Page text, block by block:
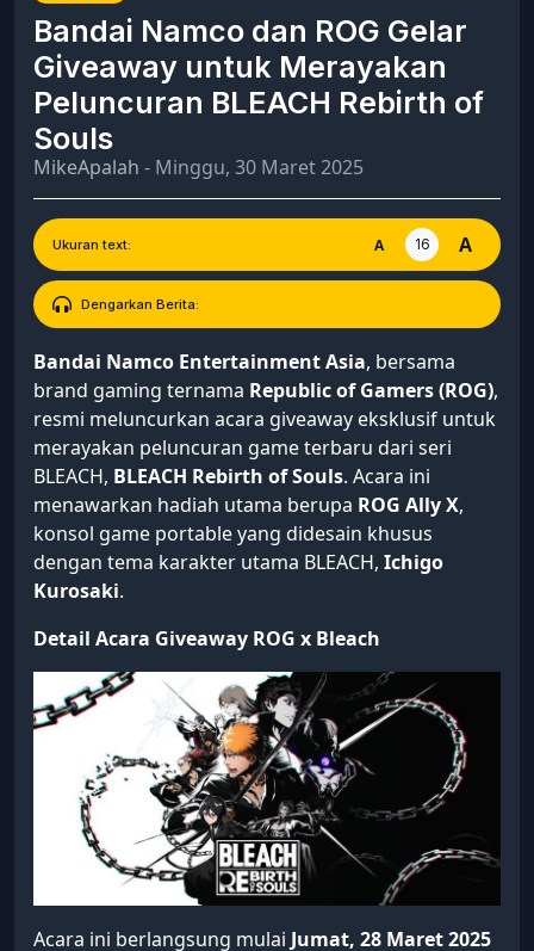
Bandai Namco dan ROG Gelar
Giveaway untuk Merayakan
Peluncuran BLEACH Rebirth of
Souls
MikeApalah - Minggu, 30 Maret 2025
Ukuran text: A 16 A
Dengarkan Berita:
Bandai Namco Entertainment Asia, bersama
brand gaming ternama Republic of Gamers (ROG),
resmi meluncurkan acara giveaway eksklusif untuk
merayakan peluncuran game terbaru dari seri
BLEACH, BLEACH Rebirth of Souls. Acara ini
menawarkan hadiah utama berupa ROG Ally X,
konsol game portable yang didesain khusus
dengan tema karakter utama BLEACH, Ichigo
Kurosaki.
Detail Acara Giveaway ROG x Bleach
Acara ini berlangsung mulai Jumat, 28 Maret 2025